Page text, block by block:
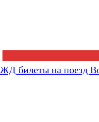
ЖД билеты на поезд